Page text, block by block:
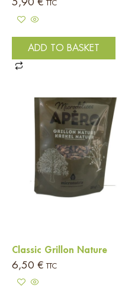
5,90 € TTC
ADD TO BASKET
Classic Grillon Nature
6,50 € TTC